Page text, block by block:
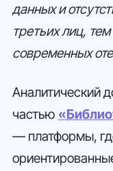
данных и
третьих лиц,
современных
Аналитический
частью
— платформы,